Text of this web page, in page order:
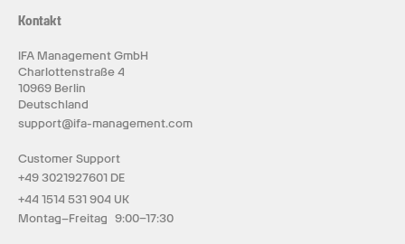
Kontakt
IFA Management GmbH
Charlottenstraße 4
10969 Berlin
Deutschland
support@ifa-management.com
Customer Support
+49 3021927601 DE
+44 1514 531 904 UK
Montag–Freitag 9:00–17:30